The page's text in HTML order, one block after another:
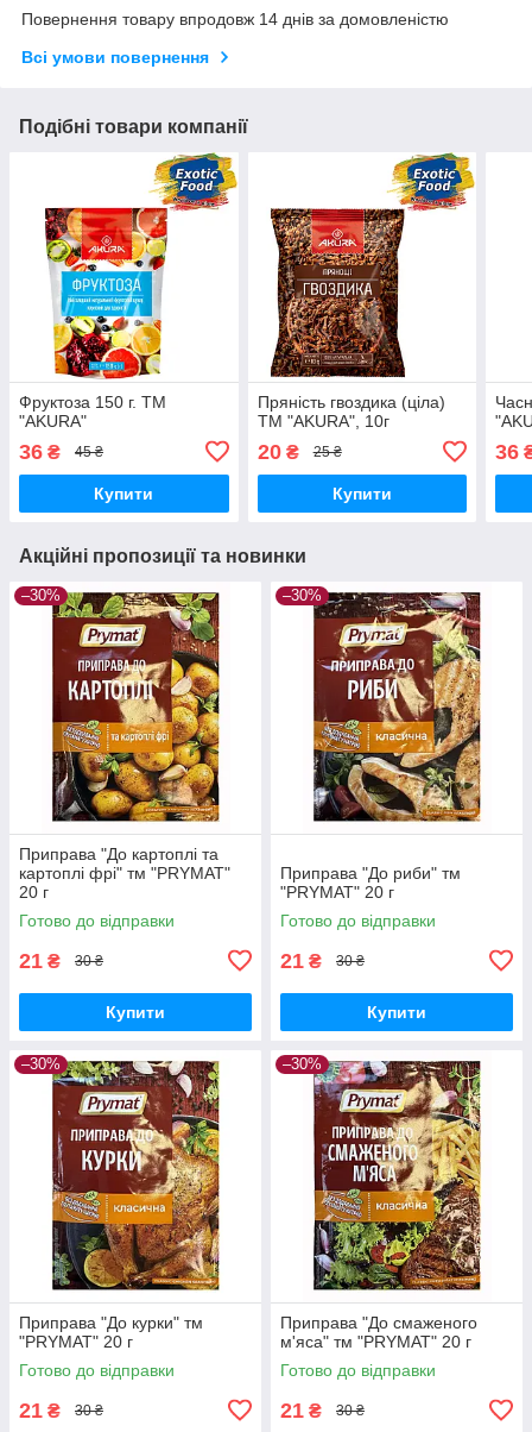
Повернення товару впродовж 14 днів за домовленістю
Всі умови повернення
Подібні товари компанії
Фруктоза 150 г. ТМ
"AKURA"
36 ₴ 45 ₴
Купити
Пряність гвоздика (ціла)
ТМ "AKURA", 10г
20₴ 25 ₴
Купити
36
Акційні пропозиції та новинки
–30%
Приправа "До картоплі та
картоплі фрі" тм "PRYMAT"
20 г
Готово до відправки
21 ₴ 30 ₴
Купити
–30%
Приправа "До риби" тм
"PRYMAT" 20 г
Готово до відправки
21 ₴ 30 ₴
Купити
–30%
Приправа "До курки" тм
"PRYMAT" 20 г
Готово до відправки
21 ₴ 30 ₴
–30%
Приправа "До смаженого
м'яса" тм "PRYMAT" 20 г
Готово до відправки
21 ₴ 30 ₴